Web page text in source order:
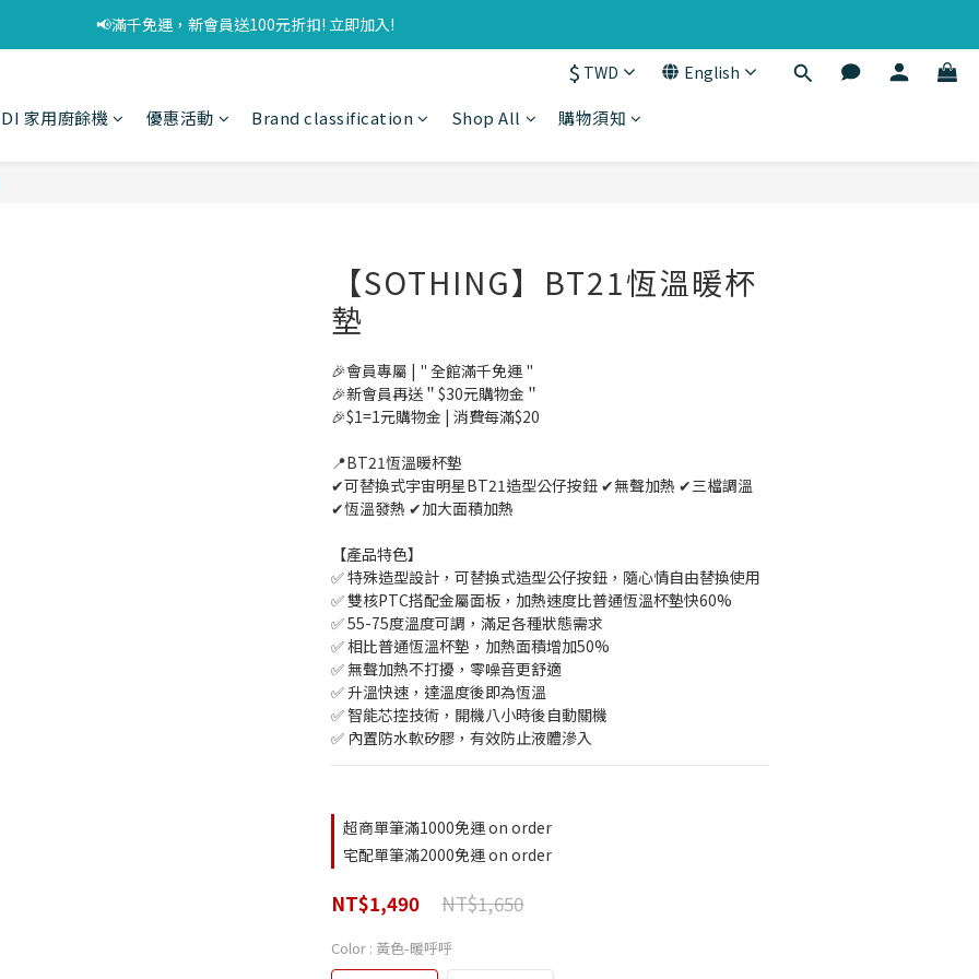
📢滿千免運，新會員送100元折扣! 立即加入!
$ TWD English
家用廚餘機 優惠活動 Brand classification Shop All 購物須知
【SOTHING】BT21恆溫暖杯
墊
🎉會員專屬 | " 全館滿千免運 "
🎉新會員再送＂$30元購物金＂
🎉$1=1元購物金 | 消費每滿$20
📍BT21恆溫暖杯墊
✔可替換式宇宙明星BT21造型公仔按鈕 ✔無聲加熱 ✔三檔調溫
✔恆溫發熱 ✔加大面積加熱
【產品特色】
✅ 特殊造型設計，可替換式造型公仔按鈕，隨心情自由替換使用
✅ 雙核PTC搭配金屬面板，加熱速度比普通恆溫杯墊快60%
✅ 55-75度溫度可調，滿足各種狀態需求
✅ 相比普通恆溫杯墊，加熱面積增加50%
✅ 無聲加熱不打擾，零噪音更舒適
✅ 升溫快速，達溫度後即為恆溫
✅ 智能芯控技術，開機八小時後自動關機
✅ 內置防水軟矽膠，有效防止液體滲入
超商單筆滿1000免運 on order
宅配單筆滿2000免運 on order
NT$1,650
NT$1,490
Color : 黃色-暖呼呼